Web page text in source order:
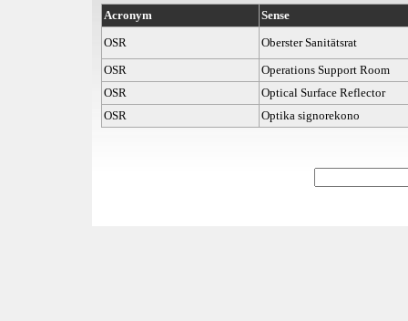
Acronym
Sense
OSR
Oberster Sanitätsrat
OSR
Operations Support Room
OSR
Optical Surface Reflector
OSR
Optika signorekono